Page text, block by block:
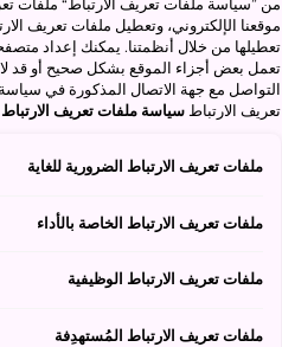
من ”سياسة ملفات تعريف الارتباط“ ملفات
موقعنا الإلكتروني، وتعطيل ملفات تعريف
تعطيلها من خلال أنظمتنا. يمكنك إعداد
تعمل بعض أجزاء الموقع بشكل صحيح أو قد
التواصل مع جهة الاتصال المذكورة في
تعريف الارتباط سياسة ملفات تعريف الارتباط
ملفات تعريف الارتباط الضرورية للغاية
ملفات تعريف الارتباط الخاصة بالأداء
ملفات تعريف الارتباط الوظيفية
ملفات تعريف الارتباط المُستهدِفة